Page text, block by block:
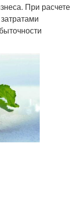
При расчете